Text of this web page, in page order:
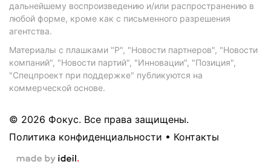
дальнейшему воспроизведению и/или распространению в
любой форме, кроме как с письменного разрешения
агентства.
Материалы с плашками "Р", "Новости партнеров", "Новости
компаний", "Новости партий", "Инновации", "Позиция",
"Спецпроект при поддержке" публикуются на
коммерческой основе.
© 2026 Фокус. Все права защищены.
Политика конфиденциальности • Контакты